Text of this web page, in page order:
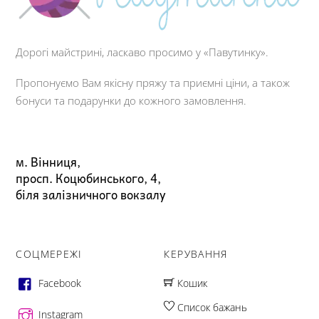
Дорогі майстрині, ласкаво просимо у «Павутинку».
Пропонуємо Вам якісну пряжу та приємні ціни, а також
бонуси та подарунки до кожного замовлення.
м. Вінниця,
просп. Коцюбинського, 4,
біля залізничного вокзалу
СОЦМЕРЕЖІ
Facebook
Instagram
КЕРУВАННЯ
Кошик
Список бажань